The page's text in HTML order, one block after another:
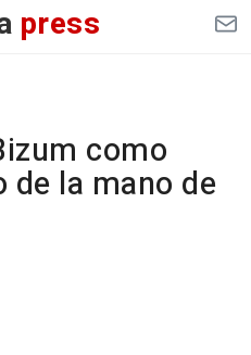
press
como
de la mano de